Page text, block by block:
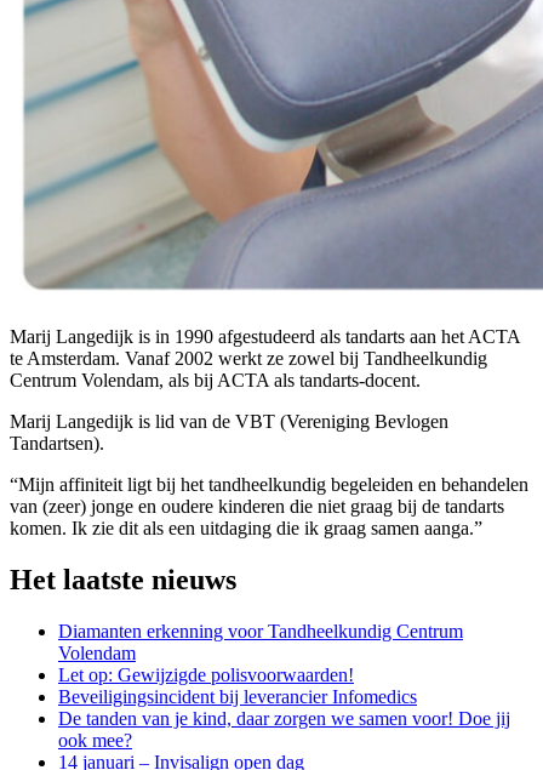
Marij Langedijk is in 1990 afgestudeerd als tandarts aan het ACTA
te Amsterdam. Vanaf 2002 werkt ze zowel bij Tandheelkundig
Centrum Volendam, als bij ACTA als tandarts-docent.
Marij Langedijk is lid van de VBT (Vereniging Bevlogen
Tandartsen).
“Mijn affiniteit ligt bij het tandheelkundig begeleiden en behandelen
van (zeer) jonge en oudere kinderen die niet graag bij de tandarts
komen. Ik zie dit als een uitdaging die ik graag samen aanga.”
Het laatste nieuws
Diamanten erkenning voor Tandheelkundig Centrum
Volendam
Let op: Gewijzigde polisvoorwaarden!
Beveiligingsincident bij leverancier Infomedics
De tanden van je kind, daar zorgen we samen voor! Doe jij
ook mee?
14 januari – Invisalign open dag